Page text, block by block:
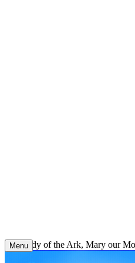
Our Lady of the Ark, Mary our
Menu